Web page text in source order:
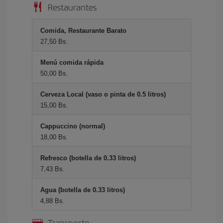
Restaurantes
Comida, Restaurante Barato
27,50 Bs.
Menú comida rápida
50,00 Bs.
Cerveza Local (vaso o pinta de 0.5 litros)
15,00 Bs.
Cappuccino (normal)
18,00 Bs.
Refresco (botella de 0.33 litros)
7,43 Bs.
Agua (botella de 0.33 litros)
4,88 Bs.